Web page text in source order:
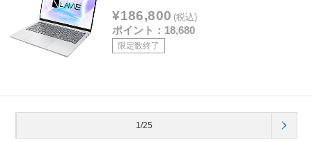
¥186,800 (税込)
ポイント：18,680
限定数終了
1/25